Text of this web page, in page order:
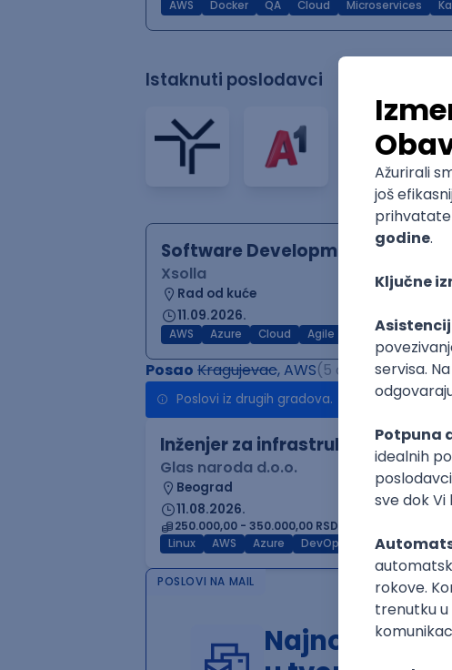
AWS Docker QA Cloud Microservices
Istaknuti poslodavci
Software Development Director
Xsolla
Rad od kuće
11.09.2026.
AWS Azure Cloud Agile Microservices
Posao Kragujevac, AWS(5 oglasa)
Poslovi iz drugih gradova.
Inženjer za infrastrukturu i
Glas naroda d.o.o.
Beograd
11.08.2026.
250.000,00 - 350.000,00 RSD (net)
Linux
AWS Azure DevOps Cloud
POSLOVI NA MAIL
Najnoviji